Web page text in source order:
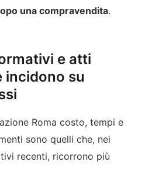
una compravendita.
e atti
incidono su
Roma costo, tempi e
sono quelli che, nei
recenti, ricorrono più